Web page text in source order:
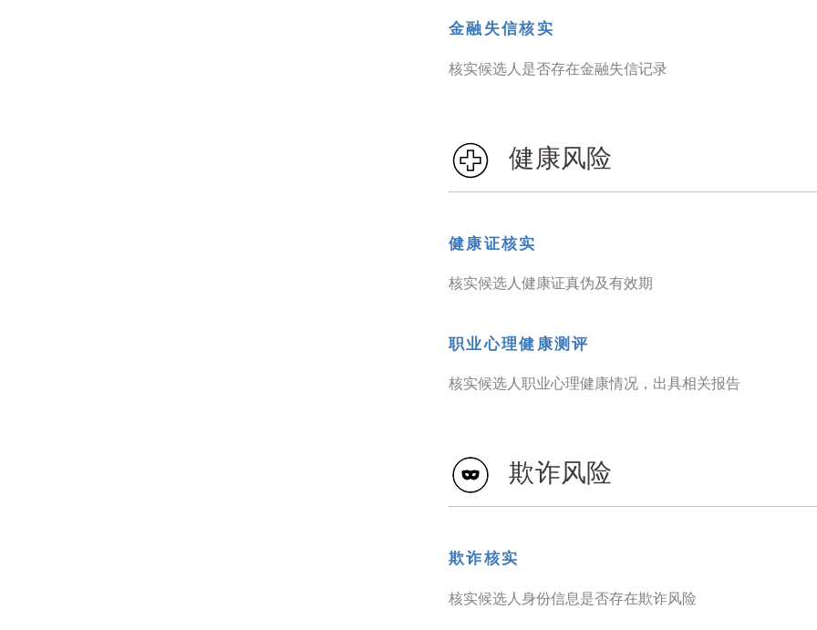
金融失信核实
核实候选人是否存在金融失信记录
健康风险
健康证核实
核实候选人健康证真伪及有效期
职业心理健康测评
核实候选人职业心理健康情况，出具相关报告
欺诈风险
欺诈核实
核实候选人身份信息是否存在欺诈风险